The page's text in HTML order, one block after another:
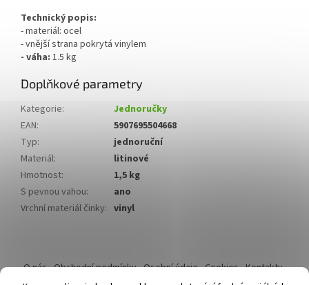
Technický popis:
- materiál: ocel
- vnější strana pokrytá vinylem
- váha: 1.5 kg
Doplňkové parametry
Kategorie:
Jednoručky
EAN:
5907695504668
Typ:
jednoruční
Materiál:
litinové
Hmotnost:
1,5 kg
S pevnou vahou:
ano
Vrchní materiál činky: vinyl
á
p
O nás Obchodní podmínky Osobní údaje Cookies Kontakty
Reklamační řád